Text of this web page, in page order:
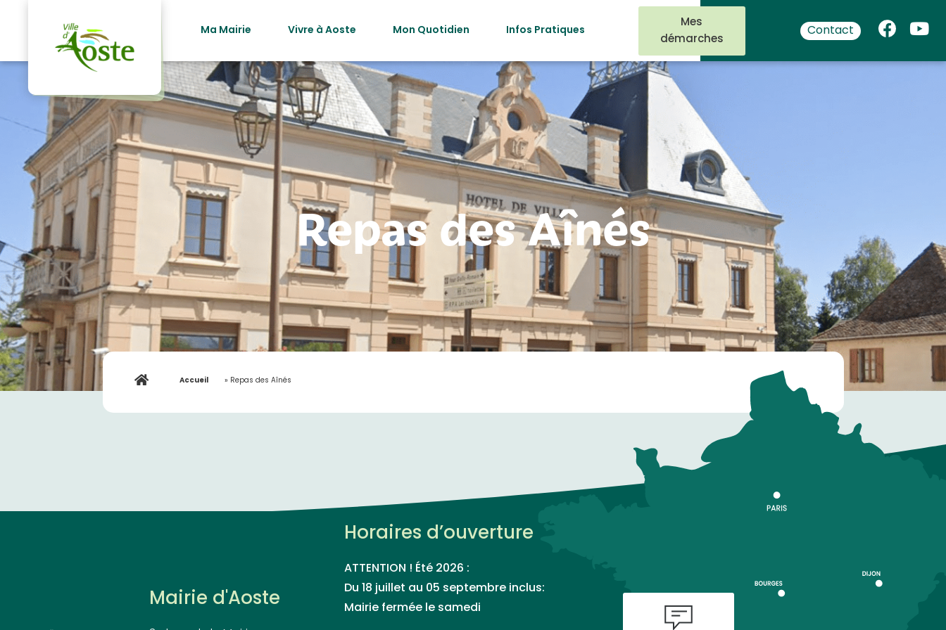
Ma Mairie
Vivre à Aoste Mon Quotidien Infos Pratiques
Mes
démarches
Contact
Repas des Aînés
Accueil » Repas des Aînés
Mairie d'Aoste
Horaires d’ouverture
ATTENTION ! Été 2026 :
Du 18 juillet au 05 septembre inclus:
Mairie fermée le samedi